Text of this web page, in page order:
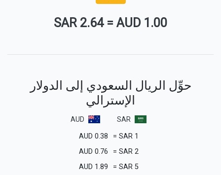
1.00 AUD
=
2.64 SAR
حوِّل الريال السعودي إلى الدولار
الإسترالي
SAR
AUD
1
SAR
=
0.38
AUD
2
SAR
=
0.76
AUD
5
SAR
=
1.89
AUD